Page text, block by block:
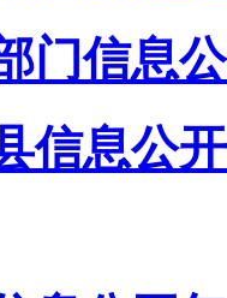
门信息
信息公